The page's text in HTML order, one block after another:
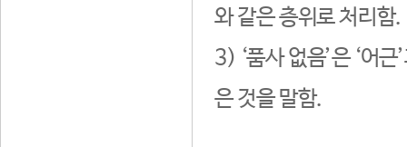
와 같은 층위로 처리함.
3) ‘품사 없음’은 ‘어
은 것을 말함.